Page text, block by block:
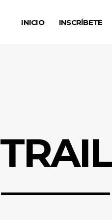
INICIO INSCRÍBETE
TRAIL